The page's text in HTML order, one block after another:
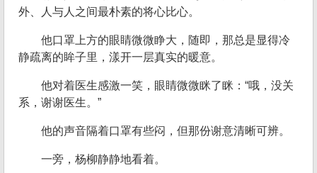
外、人与人之间最朴素的将心比心。
他口罩上方的眼睛微微睁大，随即，那总是显得冷
静疏离的眸子里，漾开一层真实的暖意。
他对着医生感激一笑，眼睛微微眯了眯：“哦，没关
系，谢谢医生。”
他的声音隔着口罩有些闷，但那份谢意清晰可辨。
一旁，杨柳静静地看着。